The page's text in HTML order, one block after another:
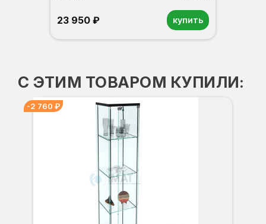
23 950 ₽ купить
С ЭТИМ ТОВАРОМ КУПИЛИ:
-2 760 ₽